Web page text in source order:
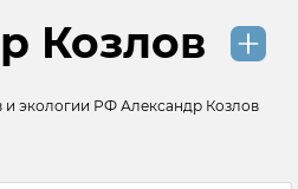
Козлов
экологии РФ Александр Козлов